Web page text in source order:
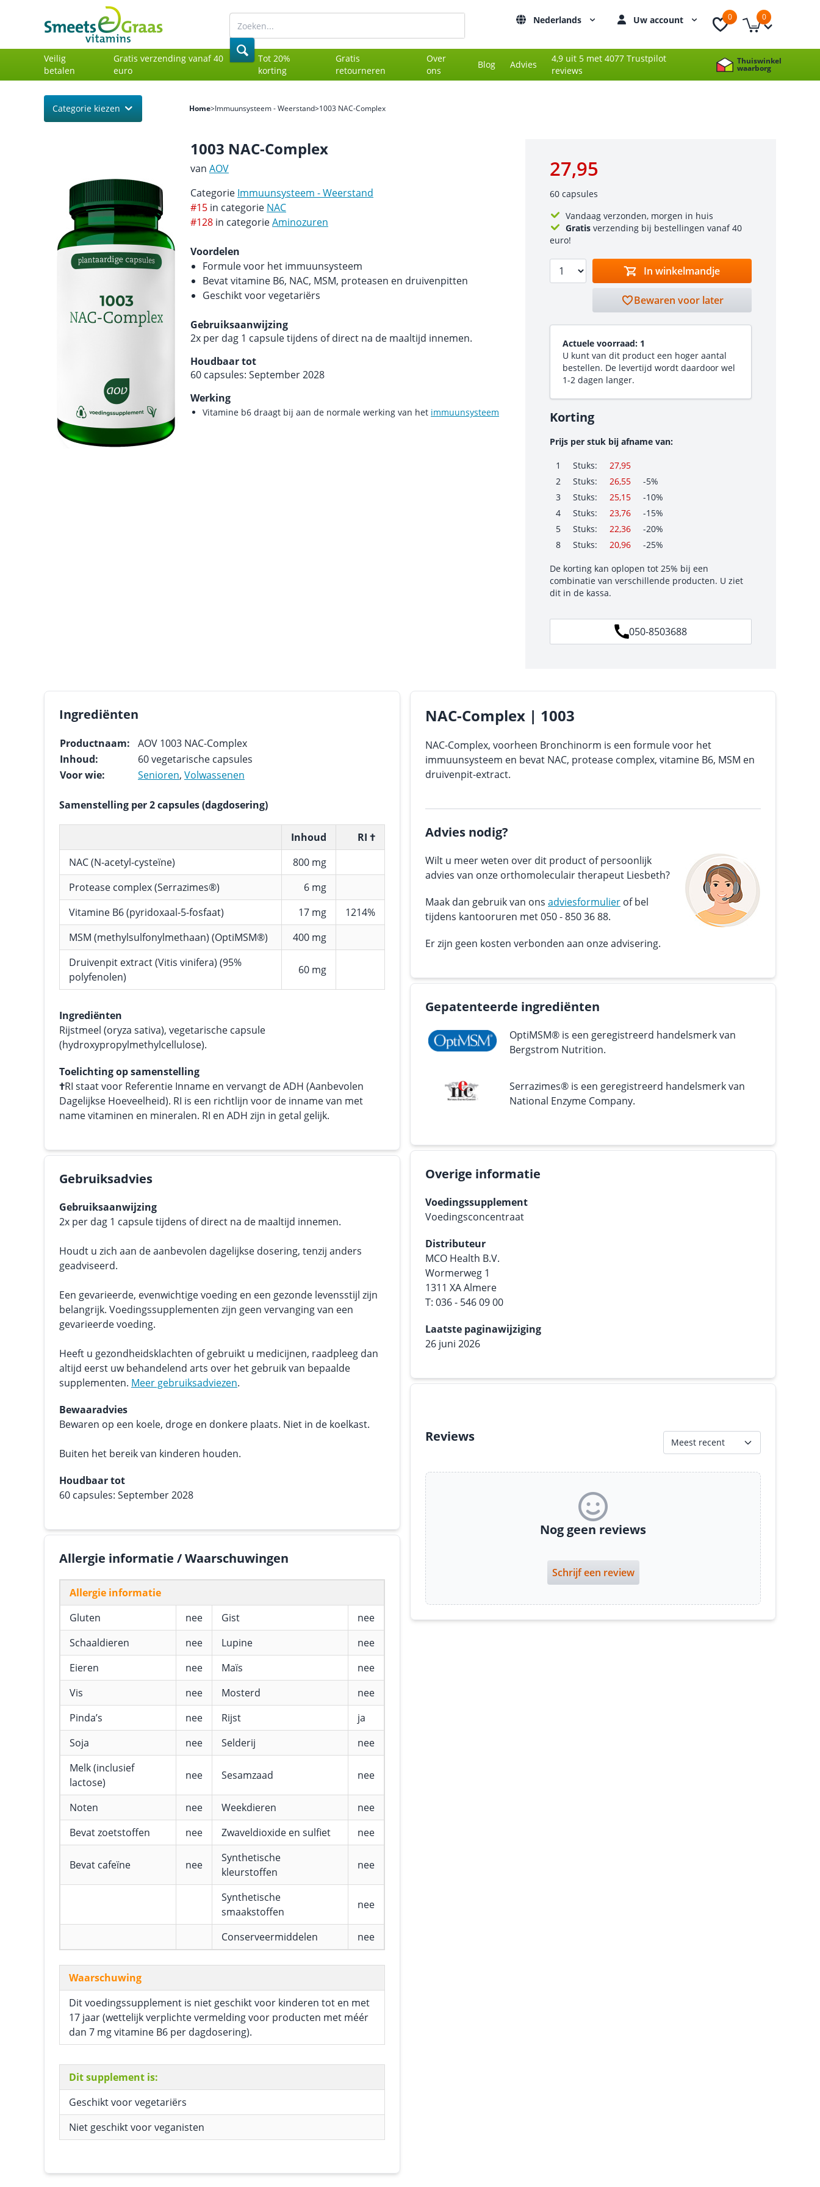
Nederlands Uw account 0 0
Veilig
betalen
Gratis verzending vanaf 40
euro
Tot 20%
korting
Gratis
retourneren
Over
ons
Blog Advies
4,9 uit 5 met 4077 Trustpilot
reviews
Thuiswinkel
waarborg
Categorie kiezen Home>Immuunsysteem - Weerstand>1003 NAC-Complex
1003 NAC-Complex
van AOV
Categorie Immuunsysteem - Weerstand
#15 in categorie NAC
#128 in categorieAminozuren
Voordelen
Formule voor het immuunsysteem
Bevat vitamine B6, NAC, MSM, proteasen en druivenpitten
Geschikt voor vegetariërs
Gebruiksaanwijzing
2x per dag 1 capsule tijdens of direct na de maaltijd innemen.
Houdbaar tot
60 capsules: September 2028
Werking
Vitamine b6 draagt bij aan de normale werking van het immuunsysteem
27,95
60 capsules
Vandaag verzonden, morgen in huis
Gratis verzending bij bestellingen vanaf 40
euro!
In winkelmandje
Bewaren voor later
Actuele voorraad: 1
U kunt van dit product een hoger aantal
bestellen. De levertijd wordt daardoor wel
1-2 dagen langer.
Korting
Prijs per stuk bij afname van:
1 Stuks:
27,95
2
Stuks: 26,55
-5%
3
Stuks: 25,15
-10%
4
Stuks: 23,76
-15%
5
Stuks: 22,36
-20%
8
Stuks: 20,96 -25%
De korting kan oplopen tot 25% bij een
combinatie van verschillende producten. U ziet
dit in de kassa.
050-8503688
Ingrediënten
Productnaam:
AOV 1003 NAC-Complex
Inhoud:
60 vegetarische capsules
Voor wie:
Senioren, Volwassenen
Samenstelling per 2 capsules (dagdosering)
Inhoud
RI †
NAC (N-acetyl-cysteïne)
800 mg
Protease complex (Serrazimes®)
6 mg
Vitamine B6 (pyridoxaal-5-fosfaat)
17 mg
1214%
MSM (methylsulfonylmethaan) (OptiMSM®)
400 mg
Druivenpit extract (Vitis vinifera) (95%
polyfenolen)
60 mg
Ingrediënten
Rijstmeel (oryza sativa), vegetarische capsule
(hydroxypropylmethylcellulose).
Toelichting op samenstelling
†RI staat voor Referentie Inname en vervangt de ADH (Aanbevolen
Dagelijkse Hoeveelheid). RI is een richtlijn voor de inname van met
name vitaminen en mineralen. RI en ADH zijn in getal gelijk.
Gebruiksadvies
Gebruiksaanwijzing
2x per dag 1 capsule tijdens of direct na de maaltijd innemen.
Houdt u zich aan de aanbevolen dagelijkse dosering, tenzij anders
geadviseerd.
Een gevarieerde, evenwichtige voeding en een gezonde levensstijl zijn
belangrijk. Voedingssupplementen zijn geen vervanging van een
gevarieerde voeding.
Heeft u gezondheidsklachten of gebruikt u medicijnen, raadpleeg dan
altijd eerst uw behandelend arts over het gebruik van bepaalde
supplementen. Meer gebruiksadviezen.
Bewaaradvies
Bewaren op een koele, droge en donkere plaats. Niet in de koelkast.
Buiten het bereik van kinderen houden.
Houdbaar tot
60 capsules: September 2028
Allergie informatie / Waarschuwingen
Allergie informatie
Gluten
nee Gist
nee
Schaaldieren
nee Lupine
nee
Eieren
nee Maïs
nee
Vis
nee Mosterd
nee
Pinda’s
nee Rijst
ja
Soja
nee Selderij
nee
Melk (inclusief
lactose)
nee Sesamzaad nee
Noten nee Weekdieren
nee
Bevat zoetstoffen
nee Zwaveldioxide en sulfiet nee
Bevat cafeïne nee
Synthetische
kleurstoffen
nee
Synthetische
smaakstoffen
nee
Conserveermiddelen nee
Waarschuwing
Dit voedingssupplement is niet geschikt voor kinderen tot en met
17 jaar (wettelijk verplichte vermelding voor producten met méér
dan 7 mg vitamine B6 per dagdosering).
Dit supplement is:
Geschikt voor vegetariërs
Niet geschikt voor veganisten
NAC-Complex | 1003
NAC-Complex, voorheen Bronchinorm is een formule voor het
immuunsysteem en bevat NAC, protease complex, vitamine B6, MSM en
druivenpit-extract.
Advies nodig?
Wilt u meer weten over dit product of persoonlijk
advies van onze orthomoleculair therapeut Liesbeth?
Maak dan gebruik van ons adviesformulier of bel
tijdens kantooruren met 050 - 850 36 88.
Er zijn geen kosten verbonden aan onze advisering.
Gepatenteerde ingrediënten
OptiMSM® is een geregistreerd handelsmerk van
Bergstrom Nutrition.
Serrazimes® is een geregistreerd handelsmerk van
National Enzyme Company.
Overige informatie
Voedingssupplement
Voedingsconcentraat
Distributeur
MCO Health B.V.
Wormerweg 1
1311 XA Almere
T: 036 - 546 09 00
Laatste paginawijziging
26 juni 2026
Reviews Meest recent
Nog geen reviews
Schrijf een review